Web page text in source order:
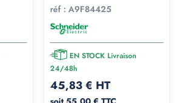
réf : A9F84425
EN STOCK Livraison
24/48h
45,83 € HT